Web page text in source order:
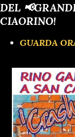
DEL
CIAORINO!
GUARDA